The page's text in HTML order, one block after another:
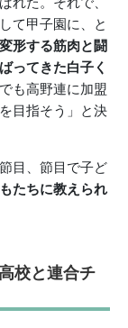
て甲子園に、と
変形する筋肉と闘
ってきた白子く
も高野連に加盟
目指そう」と決
目、節目で子ど
たちに教えられ
校と連合チ